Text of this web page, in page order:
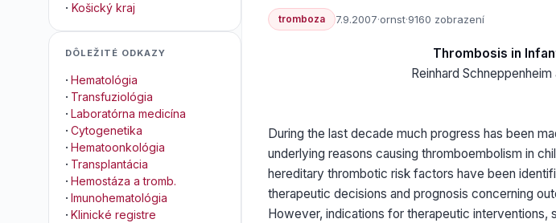
tromboza 7.9.2007·ornst·9160 zobrazení
Thrombosis in
Reinhard
During the last decade much progress has been
underlying reasons causing thromboembolism in
hereditary thrombotic risk factors have been
therapeutic decisions and prognosis concerning
However, indications for therapeutic interventions,
· Košický kraj
DÔLEŽITÉ ODKAZY
· Hematológia
· Transfuziológia
· Laboratórna medicína
· Cytogenetika
· Hematoonkológia
· Transplantácia
· Hemostáza a tromb.
· Imunohematológia
· Klinické registre